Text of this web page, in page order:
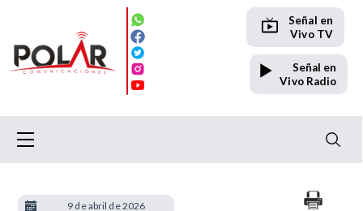
Señal en
Vivo TV
Señal en
Vivo Radio
9 de abril de 2026